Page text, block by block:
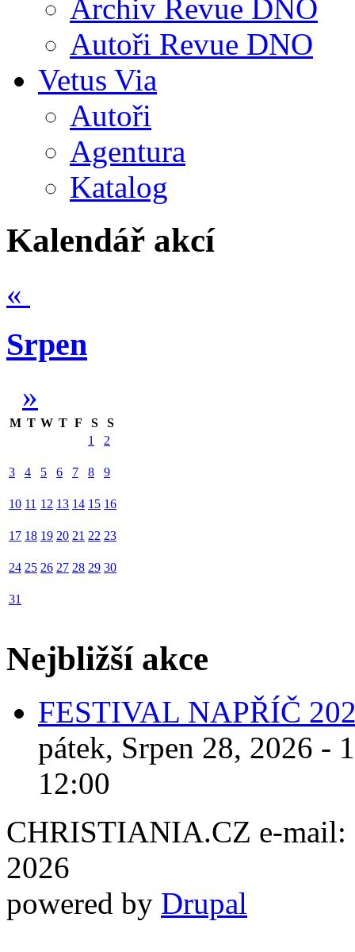
Archiv Revue DNO
Autoři Revue DNO
Vetus Via
Autoři
Agentura
Katalog
Kalendář akcí
«
Srpen
»
M T W T F S
S
1
2
3 4 5 6 7 8 9
10 11 12 13 14 15 16
17 18 19 20 21 22 23
24 25 26 27 28 29 30
31
Nejbližší akce
FESTIVAL NAPŘÍČ
pátek, Srpen 28, 2026 -
12:00
CHRISTIANIA.CZ e-mail:
2026
powered by Drupal